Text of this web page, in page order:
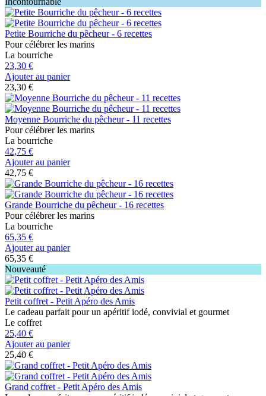
Petite Bourriche du pêcheur - 6 recettes
Pour célébrer les marins
La bourriche
23,30 €
Ajouter au panier
23,30 €
Moyenne Bourriche du pêcheur - 11 recettes
Pour célébrer les marins
La bourriche
42,75 €
Ajouter au panier
42,75 €
Grande Bourriche du pêcheur - 16 recettes
Pour célébrer les marins
La bourriche
65,35 €
Ajouter au panier
65,35 €
Nouveauté
Petit coffret - Petit Apéro des Amis
Le cadeau parfait pour un apéritif iodé, convivial et gourmet
Le coffret
25,40 €
Ajouter au panier
25,40 €
Grand coffret - Petit Apéro des Amis